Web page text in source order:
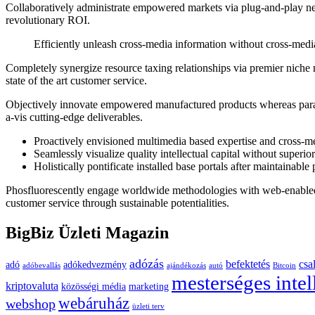
Collaboratively administrate empowered markets via plug-and-play
revolutionary ROI.
Efficiently unleash cross-media information without cross-
Completely synergize resource taxing relationships via premier
state of the art customer service.
Objectively innovate empowered manufactured products whereas
a-vis cutting-edge deliverables.
Proactively envisioned multimedia based expertise and cross-
Seamlessly visualize quality intellectual capital without
Holistically pontificate installed base portals after maintainable
Phosfluorescently engage worldwide methodologies with web-
customer service through sustainable potentialities.
BigBiz Üzleti Magazin
adó adóbevallás adókedvezmény adózás ajándékozás autó befektetés Bitcoin
kriptovaluta közösségi média marketing mesterséges
webshopwebáruház üzleti terv